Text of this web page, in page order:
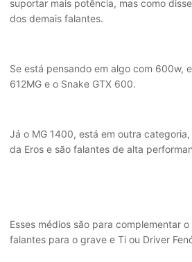
suportar mais potência, mas como
dos demais falantes.
Se está pensando em algo com 600w,
612MG e o Snake GTX 600.
Já o MG 1400, está em outra
da Eros e são falantes de alta
Esses médios são para complementar
falantes para o grave e Ti ou Driver